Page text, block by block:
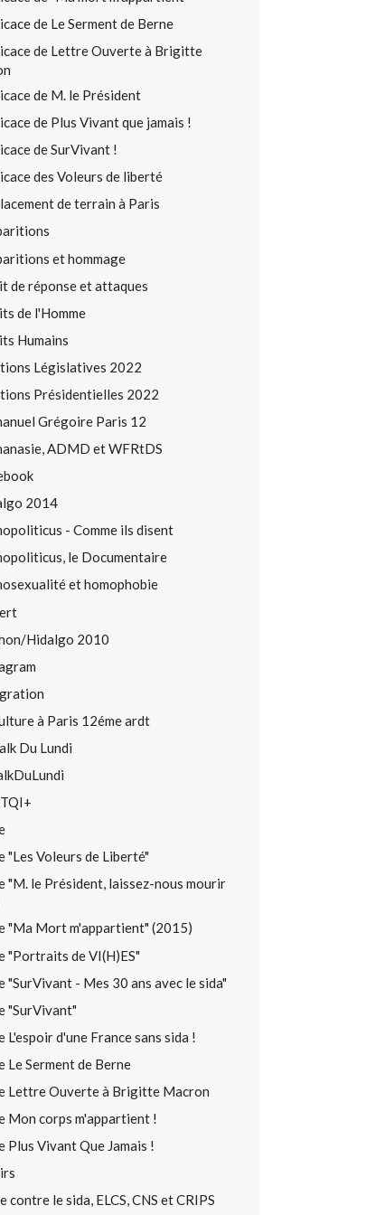
de Le Serment de Berne
de Lettre Ouverte à Brigitte
de M. le Président
de Plus Vivant que jamais !
de SurVivant !
des Voleurs de liberté
de terrain à Paris
et hommage
de réponse et attaques
de l'Homme
Humains
Législatives 2022
Présidentielles 2022
Grégoire Paris 12
ADMD et WFRtDS
2014
- Comme ils disent
le Documentaire
et homophobie
Hidalgo 2010
à Paris 12éme ardt
Du Lundi
"Les Voleurs de Liberté"
"M. le Président, laissez-nous mourir
"Ma Mort m'appartient" (2015)
"Portraits de VI(H)ES"
"SurVivant - Mes 30 ans avec le sida"
"SurVivant"
L'espoir d'une France sans sida !
Le Serment de Berne
Lettre Ouverte à Brigitte Macron
Mon corps m'appartient !
Plus Vivant Que Jamais !
contre le sida, ELCS, CNS et CRIPS